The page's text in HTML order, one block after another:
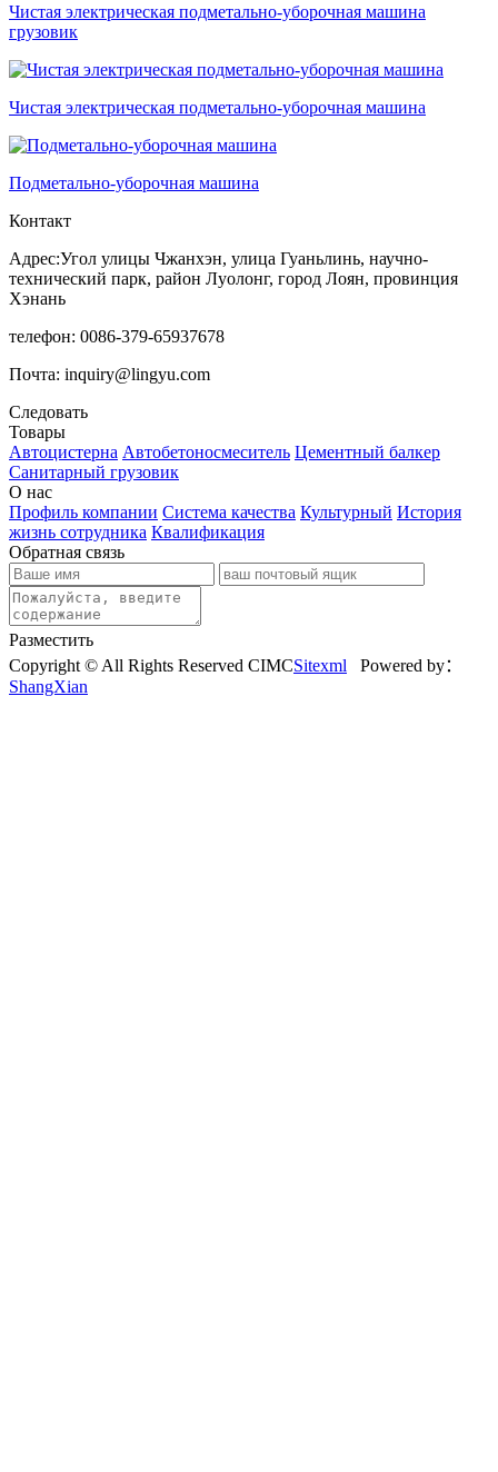
Чистая электрическая подметально-уборочная машина
грузовик
Чистая электрическая подметально-уборочная машина
Подметально-уборочная машина
Контакт
Адрес:Угол улицы Чжанхэн, улица Гуаньлинь, научно-
технический парк, район Луолонг, город Лоян, провинция
Хэнань
телефон: 0086-379-65937678
Почта: inquiry@lingyu.com
Следовать
Товары
Автоцистерна Автобетоносмеситель Цементный балкер
Санитарный грузовик
О нас
Профиль компании Система качества Культурный История
жизнь сотрудника Квалификация
Обратная связь
Разместить
Copyright © All Rights Reserved CIMCSitexml Powered by：
ShangXian